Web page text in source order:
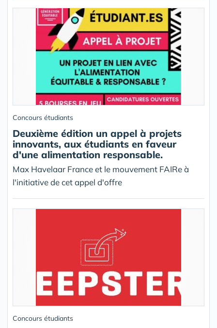
Concours étudiants
Deuxième édition un appel à projets
innovants, aux étudiants en faveur
d'une alimentation responsable.
Max Havelaar France et le mouvement FAIRe à
l'initiative de cet appel d'offre
Concours étudiants